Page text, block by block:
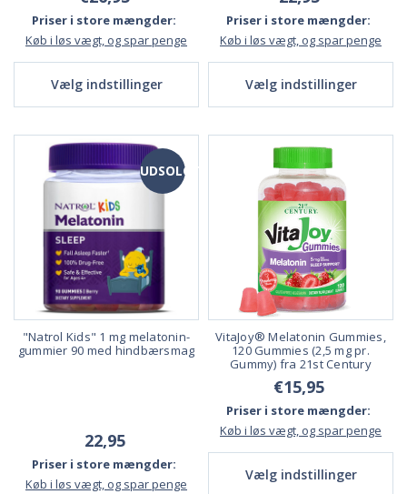
Priser i store mængder:
Køb i løs vægt, og spar penge
Vælg indstillinger
Priser i store mængder:
Køb i løs vægt, og spar penge
Vælg indstillinger
UDSOLGT
"Natrol Kids" 1 mg melatonin-
gummier 90 med hindbærsmag
22,95
Priser i store mængder:
Køb i løs vægt, og spar penge
VitaJoy® Melatonin Gummies,
120 Gummies (2,5 mg pr.
Gummy) fra 21st Century
€15,95
Priser i store mængder:
Køb i løs vægt, og spar penge
Vælg indstillinger